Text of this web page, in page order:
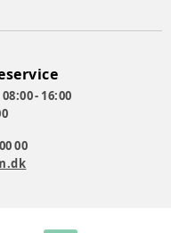
- 16:00
00